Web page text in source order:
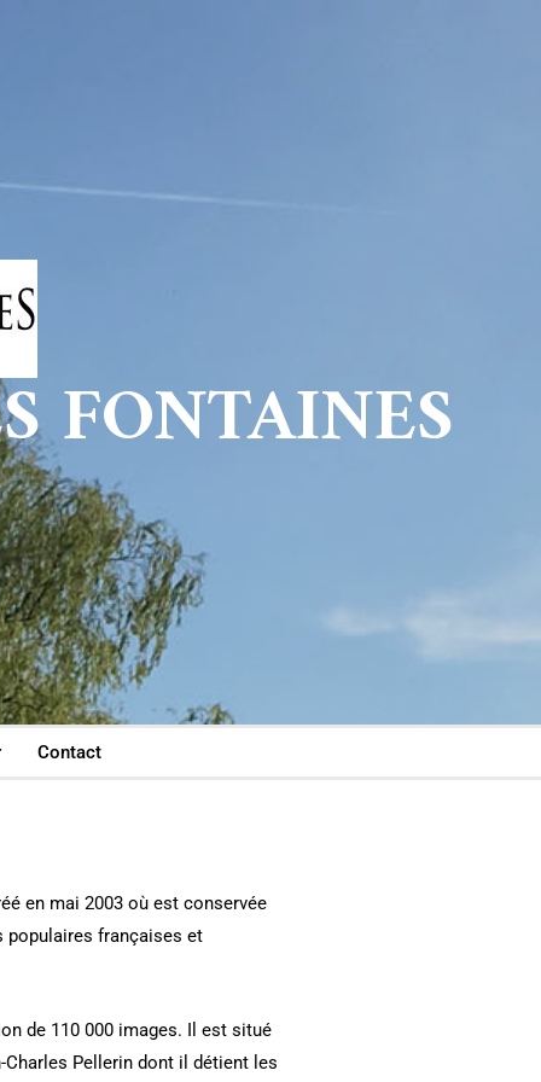
FONTAINES
Contact
en mai 2003 où est conservée
populaires françaises et
de 110 000 images. Il est situé
Charles Pellerin dont il détient les